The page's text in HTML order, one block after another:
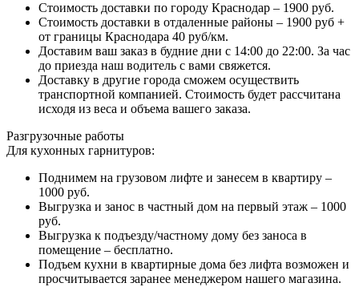
Стоимость доставки по городу Краснодар – 1900 руб.
Стоимость доставки в отдаленные районы – 1900 руб +
от границы Краснодара 40 руб/км.
Доставим ваш заказ в будние дни с 14:00 до 22:00. За час
до приезда наш водитель с вами свяжется.
Доставку в другие города сможем осуществить
транспортной компанией. Стоимость будет рассчитана
исходя из веса и объема вашего заказа.
Разгрузочные работы
Для кухонных гарнитуров:
Поднимем на грузовом лифте и занесем в квартиру –
1000 руб.
Выгрузка и занос в частный дом на первый этаж – 1000
руб.
Выгрузка к подъезду/частному дому без заноса в
помещение – бесплатно.
Подъем кухни в квартирные дома без лифта возможен и
просчитывается заранее менеджером нашего магазина.